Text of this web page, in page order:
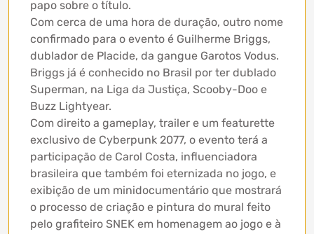
papo sobre o título.
Com cerca de uma hora de duração, outro nome
confirmado para o evento é Guilherme Briggs,
dublador de Placide, da gangue Garotos Vodus.
Briggs já é conhecido no Brasil por ter dublado
Superman, na Liga da Justiça, Scooby-Doo e
Buzz Lightyear.
Com direito a gameplay, trailer e um featurette
exclusivo de Cyberpunk 2077, o evento terá a
participação de Carol Costa, influenciadora
brasileira que também foi eternizada no jogo, e
exibição de um minidocumentário que mostrará
o processo de criação e pintura do mural feito
pelo grafiteiro SNEK em homenagem ao jogo e à